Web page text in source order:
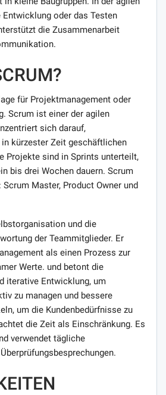
oder das Testen
die Zusammenarbeit
für Projektmanagement oder
Scrum ist einer der agilen
sich darauf,
kürzester Zeit geschäftlichen
Projekte sind in Sprints unterteilt,
bis drei Wochen dauern. Scrum
Master, Product Owner und
und die
der Teammitglieder. Er
als einen Prozess zur
Werte. und betont die
iterative Entwicklung, um
zu managen und bessere
um die Kundenbedürfnisse zu
die Zeit als Einschränkung. Es
verwendet tägliche